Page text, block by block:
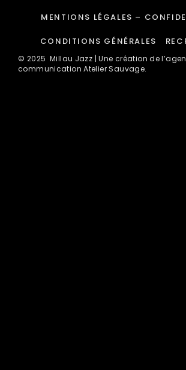
MENTIONS LÉGALES –
CONDITIONS GÉNÉRALES
© 2025 Millau Jazz | Une création de
communication Atelier Sauvage.